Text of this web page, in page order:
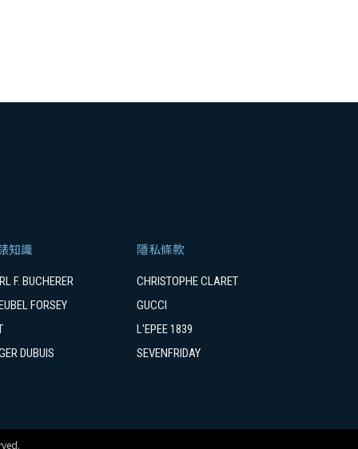
知識 隱私條款
F. BUCHERER
CHRISTOPHE CLARET
FORSEY
GUCCI
L'EPEE 1839
DUBUIS
SEVENFRIDAY